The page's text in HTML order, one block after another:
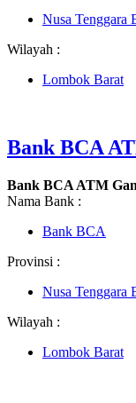
Nusa Tenggara
Wilayah :
Lombok Barat
Bank BCA
Bank BCA ATM
Nama Bank :
Bank BCA
Provinsi :
Nusa Tenggara
Wilayah :
Lombok Barat